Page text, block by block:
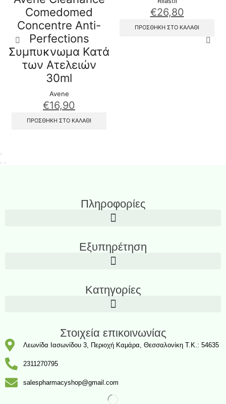
Comedomed
Concentre Anti-
Perfections
Συμπυκνωμα Κατά
των Ατελειών
30ml
Avene
€16,90
ΠΡΟΣΘΉΚΗ ΣΤΟ ΚΑΛΆΘΙ
€26,80
ΠΡΟΣΘΉΚΗ ΣΤΟ ΚΑΛΆΘΙ
Πληροφορίες
Εξυπηρέτηση
Κατηγορίες
Στοιχεία επικοινωνίας
Λεωνίδα Ιασωνίδου 3, Περιοχή Καμάρα, Θεσσαλονίκη T.K.: 54635
2311270795
salespharmacyshop@gmail.com